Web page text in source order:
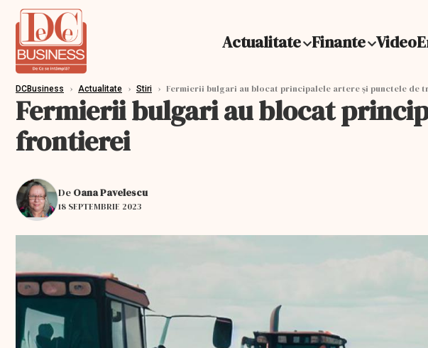
Actualitate Finante Video
DCBusiness › Actualitate › Stiri › Fermierii bulgari au blocat principalele artere și punctele de
Fermierii bulgari au blocat
frontierei
De Oana Pavelescu
18 SEPTEMBRIE 2023